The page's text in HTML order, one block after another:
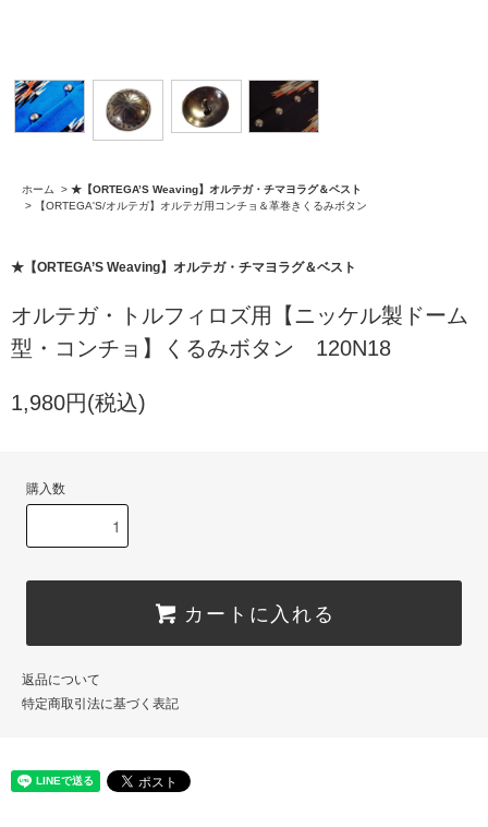
ホーム > ★【ORTEGA’S Weaving】オルテガ・チマヨラグ＆ベスト
>
【ORTEGA'S/オルテガ】オルテガ用コンチョ＆革巻きくるみボタン
★【ORTEGA’S Weaving】オルテガ・チマヨラグ＆ベスト
オルテガ・トルフィロズ用【ニッケル製ドーム
型・コンチョ】くるみボタン 120N18
1,980円(税込)
購入数
カートに入れる
返品について
特定商取引法に基づく表記